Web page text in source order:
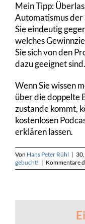
Mein Tipp:
Automatismus
Sie eindeutig
welches
Sie sich von den
dazu geeignet sind.
Wenn Sie wissen
über die doppelte
zustande kommt,
kostenlosen
erklären lassen.
Von Hans Peter Rühl |
gebucht! | Kommentare